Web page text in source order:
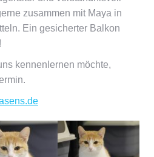
zusammen mit Maya in
Ein gesicherter Balkon
kennenlernen möchte,